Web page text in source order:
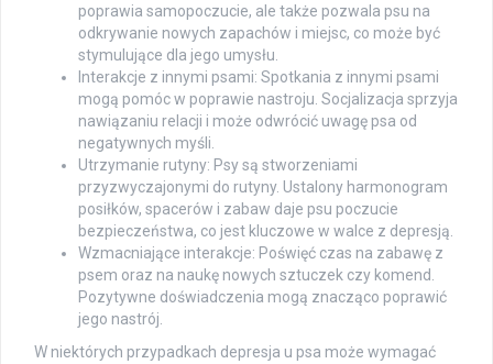
poprawia samopoczucie, ale także pozwala psu na
odkrywanie nowych zapachów i miejsc, co może być
stymulujące dla jego umysłu.
Interakcje z innymi psami: Spotkania z innymi psami
mogą pomóc w poprawie nastroju. Socjalizacja sprzyja
nawiązaniu relacji i może odwrócić uwagę psa od
negatywnych myśli.
Utrzymanie rutyny: Psy są stworzeniami
przyzwyczajonymi do rutyny. Ustalony harmonogram
posiłków, spacerów i zabaw daje psu poczucie
bezpieczeństwa, co jest kluczowe w walce z depresją.
Wzmacniające interakcje: Poświęć czas na zabawę z
psem oraz na naukę nowych sztuczek czy komend.
Pozytywne doświadczenia mogą znacząco poprawić
jego nastrój.
W niektórych przypadkach depresja u psa może wymagać